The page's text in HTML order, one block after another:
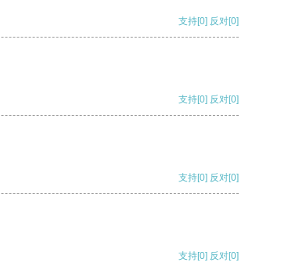
支持[0] 反对[0]
支持[0] 反对[0]
支持[0] 反对[0]
支持[0] 反对[0]